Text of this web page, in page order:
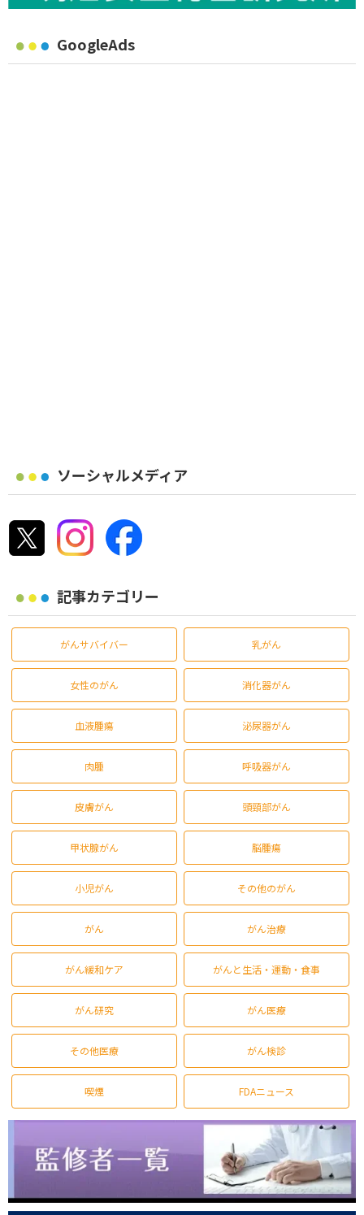
GoogleAds
ソーシャルメディア
記事カテゴリー
がんサバイバー 乳がん
女性のがん 消化器がん
血液腫瘍 泌尿器がん
肉腫 呼吸器がん
皮膚がん 頭頸部がん
甲状腺がん 脳腫瘍
小児がん その他のがん
がん がん治療
がん緩和ケア がんと生活・運動・食事
がん研究 がん医療
その他医療 がん検診
喫煙 FDAニュース